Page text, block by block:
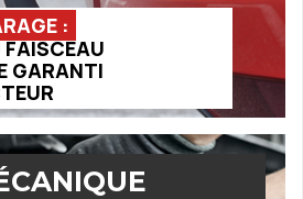
:
FAISCEAU
GARANTI